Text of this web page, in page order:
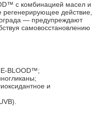
с комбинацией масел и
действие,
— предупреждают
самовосстановлению
BLOOD™;
и